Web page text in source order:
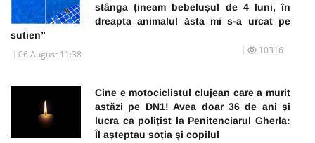
stânga țineam bebelușul de 4 luni, în
dreapta animalul ăsta mi s-a urcat pe
sutien”
06 August 11:38 10316
Cine e motociclistul clujean care a murit
astăzi pe DN1! Avea doar 36 de ani și
lucra ca polițist la Penitenciarul Gherla:
Îl așteptau soția și copilul